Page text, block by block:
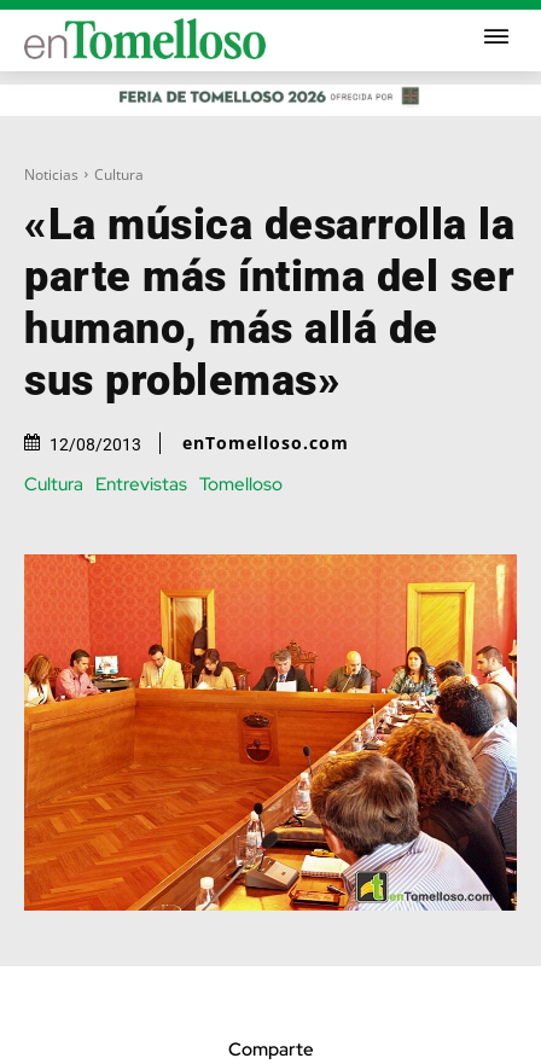
Noticias Cultura
«La música desarrolla la
parte más íntima del ser
humano, más allá de
sus problemas»
12/08/2013 enTomelloso.com
Cultura Entrevistas Tomelloso
Comparte